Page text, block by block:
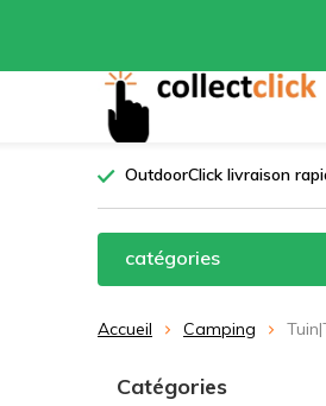
OutdoorClick livraison
catégories
Accueil Camping
Catégories